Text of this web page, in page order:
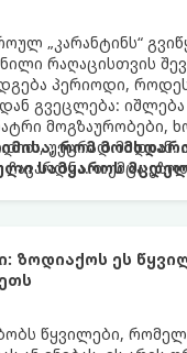
„კარანტინს“
რაღაცისთვის
პერიოდი,
გვეცლება: იშლება
მოგზაურობები,
უეცრად მიდიან.
ჩავარდნა. თუმცა
იმისა, რომ
სამყაროს
ზოდიაქოს ეს
წყვილები,